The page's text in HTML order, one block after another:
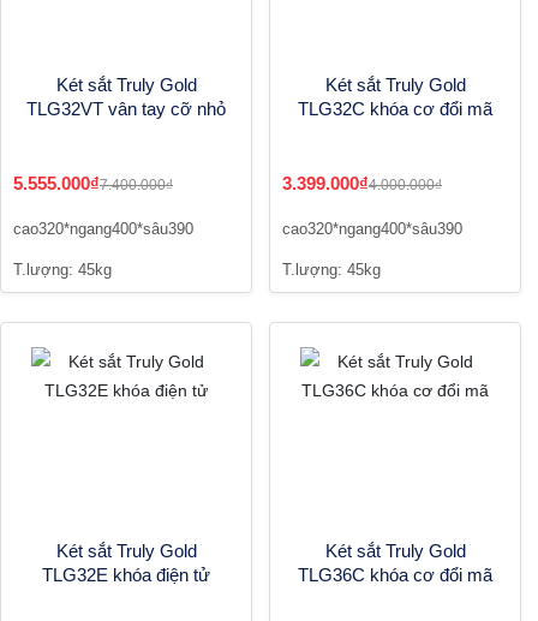
Két sắt Truly Gold
TLG32VT vân tay cỡ nhỏ
5.555.000₫7.400.000₫
cao320*ngang400*sâu390
T.lượng: 45kg
Két sắt Truly Gold
TLG32C khóa cơ đổi mã
3.399.000₫4.000.000₫
cao320*ngang400*sâu390
T.lượng: 45kg
Két sắt Truly Gold
TLG32E khóa điện tử
Két sắt Truly Gold
TLG36C khóa cơ đổi mã